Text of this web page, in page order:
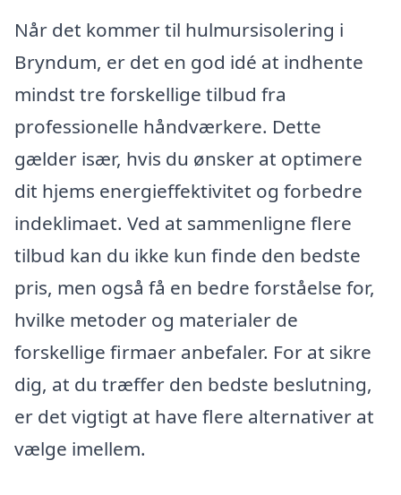
Når det kommer til hulmursisolering i
Bryndum, er det en god idé at indhente
mindst tre forskellige tilbud fra
professionelle håndværkere. Dette
gælder især, hvis du ønsker at optimere
dit hjems energieffektivitet og forbedre
indeklimaet. Ved at sammenligne flere
tilbud kan du ikke kun finde den bedste
pris, men også få en bedre forståelse for,
hvilke metoder og materialer de
forskellige firmaer anbefaler. For at sikre
dig, at du træffer den bedste beslutning,
er det vigtigt at have flere alternativer at
vælge imellem.